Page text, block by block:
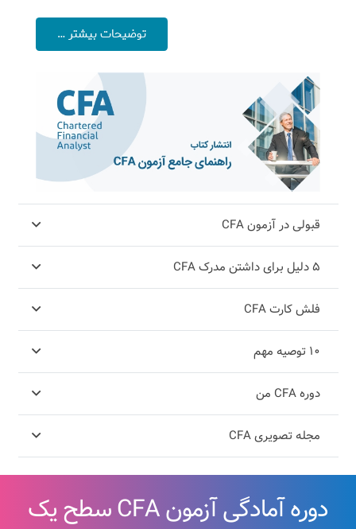
توضیحات بیشتر …
قبولی در آزمون CFA
۵ دلیل برای داشتن مدرک CFA
فلش کارت CFA
۱۰ توصیه مهم
دوره CFA من
مجله تصویری CFA
دوره آمادگی آزمون CFA سطح یک